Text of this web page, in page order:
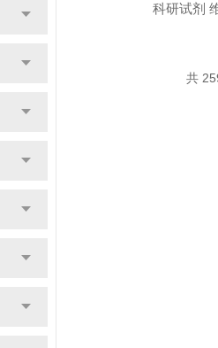
科研试剂
共